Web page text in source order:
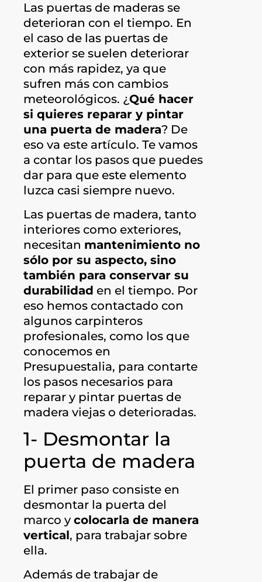
Las puertas de maderas se
deterioran con el tiempo. En
el caso de las puertas de
exterior se suelen deteriorar
con más rapidez, ya que
sufren más con cambios
meteorológicos. ¿Qué hacer
si quieres reparar y pintar
una puerta de madera? De
eso va este artículo. Te vamos
a contar los pasos que puedes
dar para que este elemento
luzca casi siempre nuevo.
Las puertas de madera, tanto
interiores como exteriores,
necesitan mantenimiento no
sólo por su aspecto, sino
también para conservar su
durabilidad en el tiempo. Por
eso hemos contactado con
algunos carpinteros
profesionales, como los que
conocemos en
Presupuestalia, para contarte
los pasos necesarios para
reparar y pintar puertas de
madera viejas o deterioradas.
1- Desmontar la
puerta de madera
El primer paso consiste en
desmontar la puerta del
marco y colocarla de manera
vertical, para trabajar sobre
ella.
Además de trabajar de